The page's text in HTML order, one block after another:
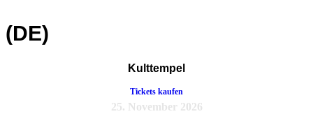
(DE)
Kulttempel
Tickets kaufen
25. November 2026